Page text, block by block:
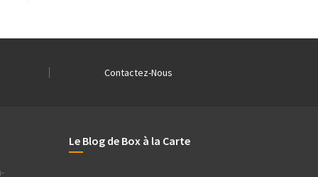
Contactez-Nous
Le Blog de Box à la Carte